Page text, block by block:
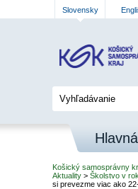
Slovensky
Košický samosprávny
Aktuality > Školstvo v
si prevezme viac ako